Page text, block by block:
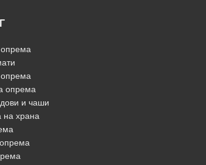
опрема
и чаши
храна